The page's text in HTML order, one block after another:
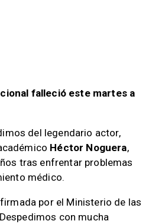
falleció este martes a
del legendario actor,
Héctor Noguera,
tras enfrentar problemas
médico.
por el Ministerio de las
con mucha